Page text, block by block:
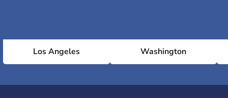
Los Angeles Washington